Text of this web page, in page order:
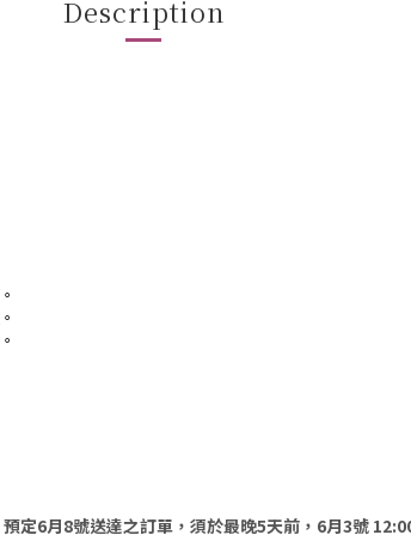
Description
定6月8號送達之訂單，須於最晚5天前，6月3號